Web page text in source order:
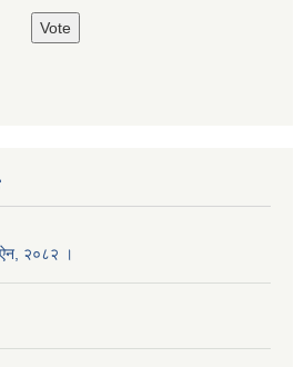
ऐन, २०८२ ।